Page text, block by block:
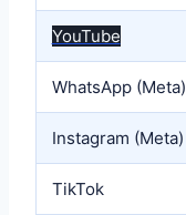
YouTube
WhatsApp (Meta)
Instagram (Meta)
TikTok